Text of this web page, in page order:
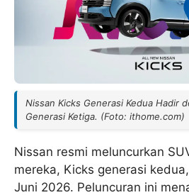
Nissan Kicks Generasi Kedua Hadir
Generasi Ketiga. (Foto: ithome.com)
Nissan resmi meluncurkan
mereka, Kicks generasi
Juni 2026. Peluncuran ini